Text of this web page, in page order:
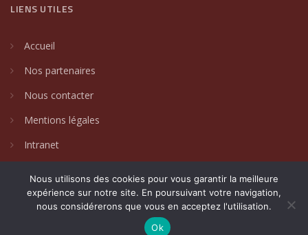
LIENS UTILES
Accueil
Nos partenaires
Nous contacter
Mentions légales
Intranet
2024 © Villages de caractère du Var. Un site créé parDAKIN
Communication Globale
Nous utilisons des cookies pour vous garantir la meilleure
expérience sur notre site. En poursuivant votre navigation,
nous considérerons que vous en acceptez l'utilisation.
Ok